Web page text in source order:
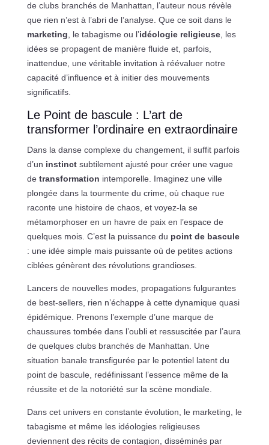
de clubs branchés de Manhattan, l’auteur nous révèle
que rien n’est à l’abri de l’analyse. Que ce soit dans le
marketing , le tabagisme ou l’idéologie religieuse, les
idées se propagent de manière fluide et, parfois,
inattendue, une véritable invitation à réévaluer notre
capacité d’influence et à initier des mouvements
significatifs.
Le Point de bascule : L’art de
transformer l’ordinaire en extraordinaire
Dans la danse complexe du changement, il suffit parfois
d’un instinctsubtilement ajusté pour créer une vague
de transformation intemporelle. Imaginez une ville
plongée dans la tourmente du crime, où chaque rue
raconte une histoire de chaos, et voyez-la se
métamorphoser en un havre de paix en l’espace de
quelques mois. C’est la puissance du point de bascule
: une idée simple mais puissante où de petites actions
ciblées génèrent des révolutions grandioses.
Lancers de nouvelles modes, propagations fulgurantes
de best-sellers, rien n’échappe à cette dynamique quasi
épidémique. Prenons l’exemple d’une marque de
chaussures tombée dans l’oubli et ressuscitée par l’aura
de quelques clubs branchés de Manhattan. Une
situation banale transfigurée par le potentiel latent du
point de bascule, redéfinissant l’essence même de la
réussite et de la notoriété sur la scène mondiale.
Dans cet univers en constante évolution, le marketing, le
tabagisme et même les idéologies religieuses
deviennent des récits de contagion, disséminés par